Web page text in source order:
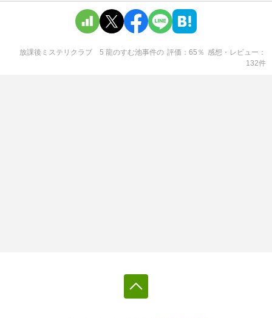
放課後ミステリクラブ 5 龍のすむ池事件の 評価 65 ％ 感想・レビュー
132件